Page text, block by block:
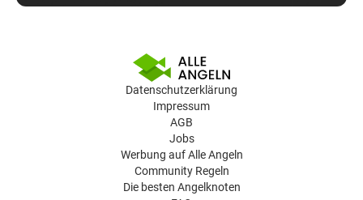
Datenschutzerklärung
Impressum
AGB
Jobs
Werbung auf Alle Angeln
Community Regeln
Die besten Angelknoten